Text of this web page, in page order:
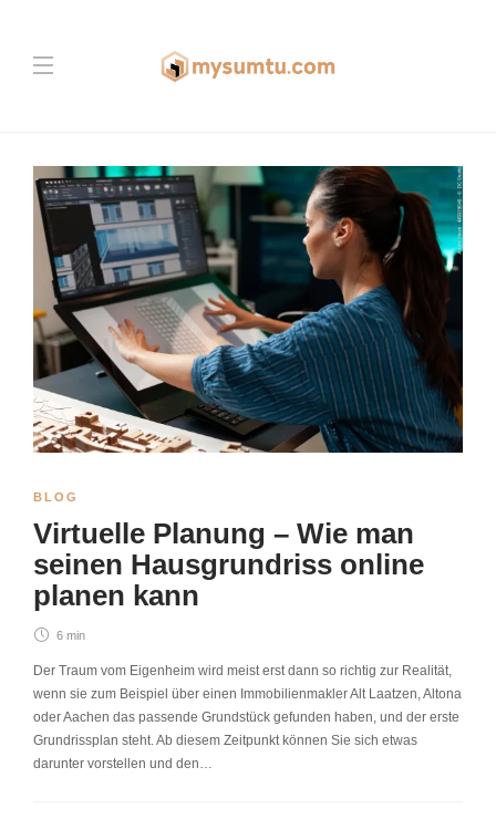
BLOG
Virtuelle Planung – Wie man
seinen Hausgrundriss online
planen kann
6 min
Der Traum vom Eigenheim wird meist erst dann so richtig zur Realität,
wenn sie zum Beispiel über einen Immobilienmakler Alt Laatzen, Altona
oder Aachen das passende Grundstück gefunden haben, und der erste
Grundrissplan steht. Ab diesem Zeitpunkt können Sie sich etwas
darunter vorstellen und den…